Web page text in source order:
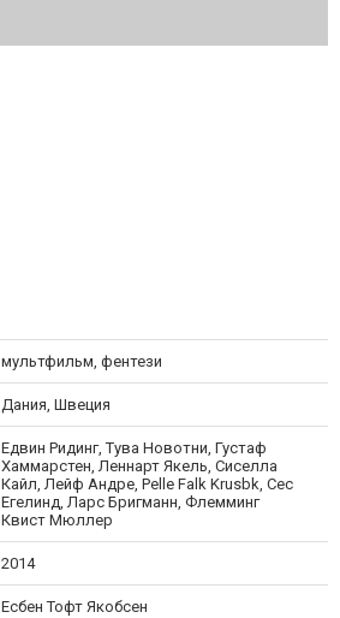
мультфильм, фентези
Дания, Швеция
Едвин Ридинг, Тува Новотни, Густаф
Хаммарстен, Леннарт Якель, Сиселла
Кайл, Лейф Андре, Pelle Falk Krusbk, Сес
Егелинд, Ларс Бригманн, Флемминг
Квист Мюллер
2014
Есбен Тофт Якобсен